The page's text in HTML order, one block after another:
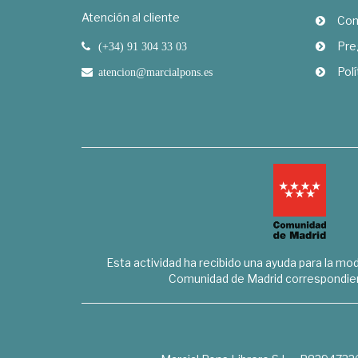
Atención al cliente
(+34) 91 304 33 03
atencion@marcialpons.es
Esta actividad ha recibido una ayuda para la
Comunidad de Madrid